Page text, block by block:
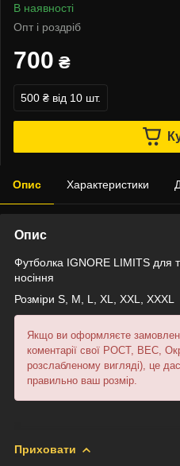
В наявності
Опт і роздріб
700 ₴
500 ₴ від 10 шт.
Опис Характеристики
Опис
Футболка IGNORE LIMITS для
носіння
Розміри S, M, L, XL, XXL, XXXL
Якщо ви оформляєте
коментарії свої РОСТ, ВЕС,
розслабленому вигляді), це
правильно ваш розмір.
Приховати